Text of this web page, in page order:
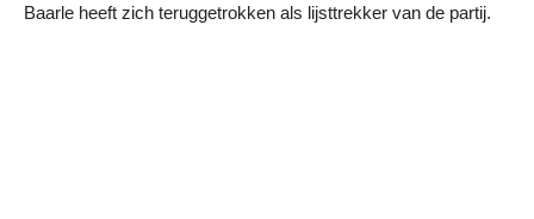
Baarle heeft zich teruggetrokken als lijsttrekker van de partij.